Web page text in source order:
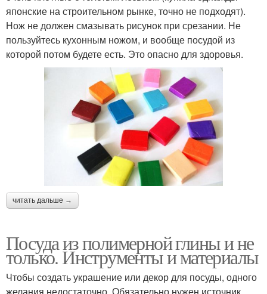
японские на строительном рынке, точно не подходят).
Нож не должен смазывать рисунок при срезании. Не
пользуйтесь кухонным ножом, и вообще посудой из
которой потом будете есть. Это опасно для здоровья.
читать дальше →
Посуда из полимерной глины и не
только. Инструменты и материалы
Чтобы создать украшение или декор для посуды, одного